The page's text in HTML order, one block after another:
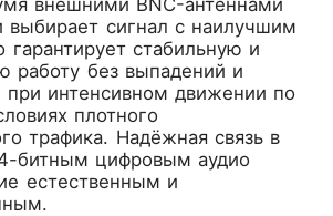
выбирает сигнал с наилучшим
гарантирует стабильную и
работу без выпадений и
интенсивном движении по
плотного
трафика. Надёжная связь в
битным цифровым аудио
естественным и